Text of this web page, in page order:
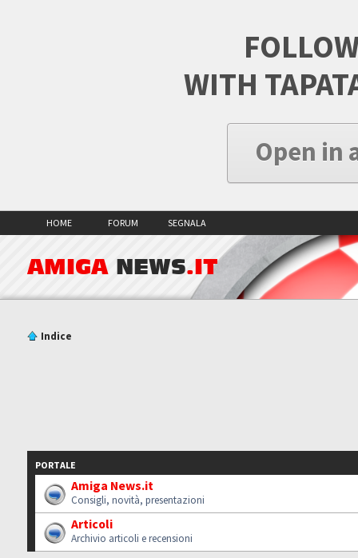
WITH
Open in
HOME FORUM SEGNALA
AMIGA NEWS.IT
Indice
PORTALE
Amiga News.it
Consigli, novità, presentazioni
Articoli
Archivio articoli e recensioni